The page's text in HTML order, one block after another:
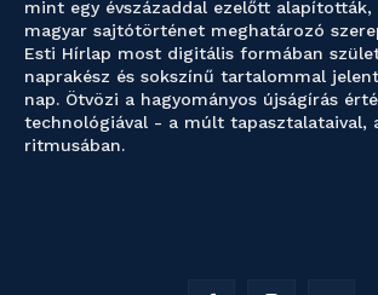
mint egy évszázaddal ezelőtt alapították,
magyar sajtótörténet meghatározó
Esti Hírlap most digitális formában
naprakész és sokszínű tartalommal
nap. Ötvözi a hagyományos újságírás
technológiával - a múlt tapasztalataival,
ritmusában.